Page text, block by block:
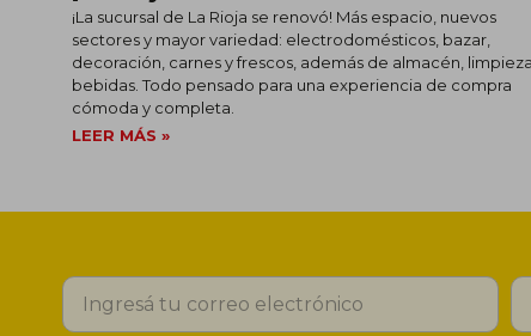
¡La sucursal de La Rioja se renovó! Más espacio, nuevos
sectores y mayor variedad: electrodomésticos, bazar,
decoración, carnes y frescos, además de almacén,
bebidas. Todo pensado para una experiencia de compra
cómoda y completa.
LEER MÁS »